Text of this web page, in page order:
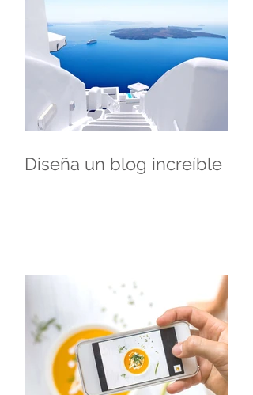
Diseña un blog increíble